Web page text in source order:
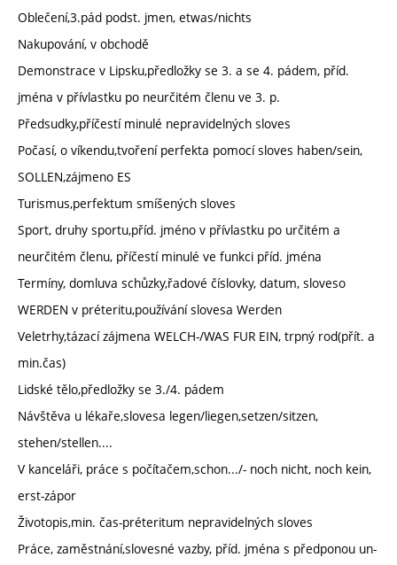
Oblečení,3.pád podst. jmen, etwas/nichts
Nakupování, v obchodě
Demonstrace v Lipsku,předložky se 3. a se 4. pádem, příd.
jména v přívlastku po neurčitém členu ve 3. p.
Předsudky,příčestí minulé nepravidelných sloves
Počasí, o víkendu,tvoření perfekta pomocí sloves haben/sein,
SOLLEN,zájmeno ES
Turismus,perfektum smíšených sloves
Sport, druhy sportu,příd. jméno v přívlastku po určitém a
neurčitém členu, příčestí minulé ve funkci příd. jména
Termíny, domluva schůzky,řadové číslovky, datum, sloveso
WERDEN v préteritu,používání slovesa Werden
Veletrhy,tázací zájmena WELCH-/WAS FUR EIN, trpný rod(přít. a
min.čas)
Lidské tělo,předložky se 3./4. pádem
Návštěva u lékaře,slovesa legen/liegen,setzen/sitzen,
stehen/stellen....
V kanceláři, práce s počítačem,schon.../- noch nicht, noch kein,
erst-zápor
Životopis,min. čas-préteritum nepravidelných sloves
Práce, zaměstnání,slovesné vazby, příd. jména s předponou un-